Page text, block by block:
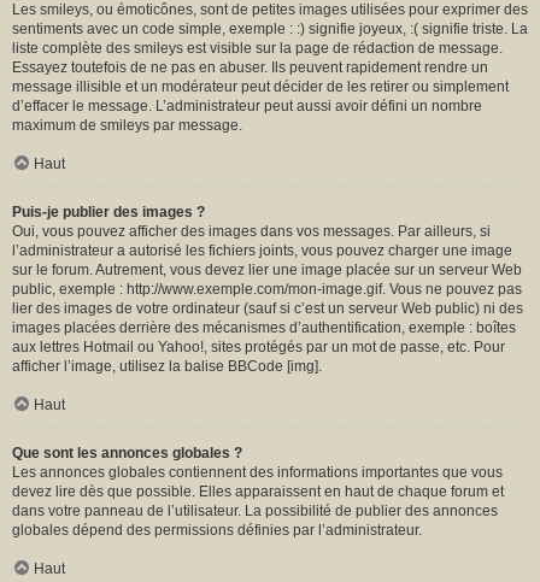
Les smileys, ou émoticônes, sont de petites images utilisées pour exprimer des
sentiments avec un code simple, exemple : :) signifie joyeux, :( signifie triste. La
liste complète des smileys est visible sur la page de rédaction de message.
Essayez toutefois de ne pas en abuser. Ils peuvent rapidement rendre un
message illisible et un modérateur peut décider de les retirer ou simplement
d’effacer le message. L’administrateur peut aussi avoir défini un nombre
maximum de smileys par message.
Haut
Puis-je publier des images ?
Oui, vous pouvez afficher des images dans vos messages. Par ailleurs, si
l’administrateur a autorisé les fichiers joints, vous pouvez charger une image
sur le forum. Autrement, vous devez lier une image placée sur un serveur Web
public, exemple : http://www.exemple.com/mon-image.gif. Vous ne pouvez pas
lier des images de votre ordinateur (sauf si c’est un serveur Web public) ni des
images placées derrière des mécanismes d’authentification, exemple : boîtes
aux lettres Hotmail ou Yahoo!, sites protégés par un mot de passe, etc. Pour
afficher l’image, utilisez la balise BBCode [img].
Haut
Que sont les annonces globales ?
Les annonces globales contiennent des informations importantes que vous
devez lire dès que possible. Elles apparaissent en haut de chaque forum et
dans votre panneau de l’utilisateur. La possibilité de publier des annonces
globales dépend des permissions définies par l’administrateur.
Haut